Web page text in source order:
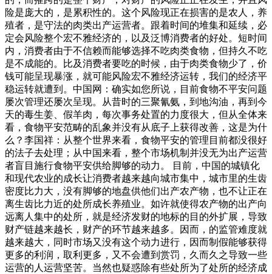
险是庞大的，是累积性的。这个风险现正在损害的是农人，养
殖者，是守法的肉类出产运营者。跟着时间的堆集和延续，必
定会风险整个宏不雅经济的，以及泛博消费者的好处。短时间
内，消费者由于不信赖而能够选择不吃肉类食物，但持久不吃
是不成能的。比及消费者要吃的时候，由于肉类食物少了，价
钱可能呈现暴涨，就可能风险宏不雅经济运转，我们的经济平
稳运转就遭到。中国网：确实如您所说，目前食物不平安问题
屡次管理还屡次呈现。从昔时的三聚氰氨，到地沟油，再到今
天的毒生姜、假羊肉，每次事务处置的力度很大，但从全体来
看，食物平安范畴的乱象并没有从底子上获得改善，这是为什
么？李国祥：从整个世界来看，食物平安的管理目前都没很好
的法子去处理；从中国来看，整个市场机制并没无为出产运营
者盲目施行食物平安供给脚够的动力。 目前，中国的城镇化
和现代农业的成长让消费者越来越向城市集中，城市里的生齿
密度比力大，没有脚够的地盘供他们出产农产物，也不让正在
离生齿比力近的处所成长养殖业。如许就使得农产物的出产向
远离人集中的处所，就是经济发财的地标的目的外扩展，导致
财产链越来越长，财产的环节越来越多。因而，的监管难度就
越来越大，同时市场又没有这个动力进行，因而制假能够获得
更多的利润，取利更多，又不会遭到赏罚，久而久之导致一些
运营的人运营坚苦。当然也疑惑除有些处所为了处所的经济成